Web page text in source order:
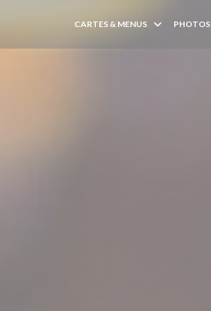
CARTES & MENUS PHOTOS